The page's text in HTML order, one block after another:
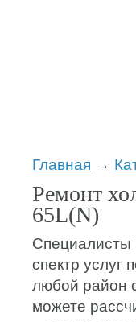
Главная →
Ремонт
65L(N)
Специалисты
спектр услуг
любой район
можете